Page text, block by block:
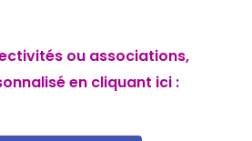
ou associations,
en cliquant ici :